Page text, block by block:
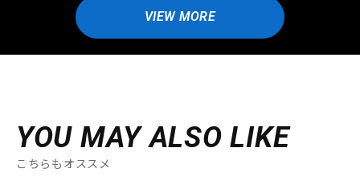
VIEW MORE
YOU MAY ALSO LIKE
こちらもオススメ